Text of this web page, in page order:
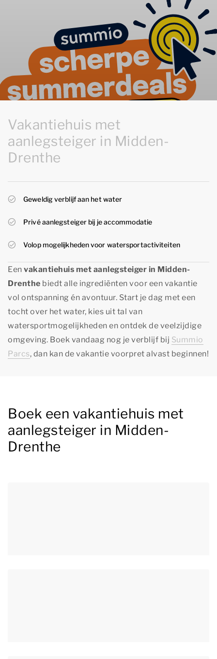
Vakantiehuis met
aanlegsteiger in Midden-
Drenthe
Geweldig verblijf aan het water
Privé aanlegsteiger bij je accommodatie
Volop mogelijkheden voor watersportactiviteiten
Een vakantiehuis met aanlegsteiger in Midden-
Drenthe biedt alle ingrediënten voor een vakantie
vol ontspanning én avontuur. Start je dag met een
tocht over het water, kies uit tal van
watersportmogelijkheden en ontdek de veelzijdige
omgeving. Boek vandaag nog je verblijf bij Summio
Parcs, dan kan de vakantie voorpret alvast beginnen!
Boek een vakantiehuis met
aanlegsteiger in Midden-
Drenthe